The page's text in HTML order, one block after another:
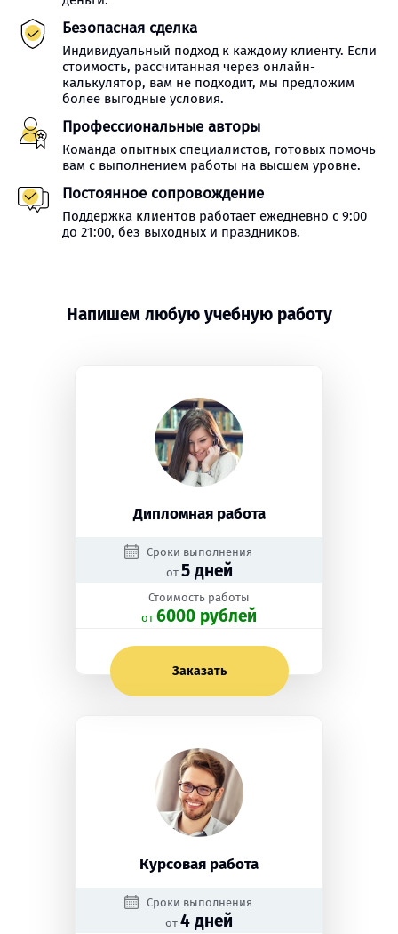
Безопасная сделка
Индивидуальный подход к каждому клиенту. Если
стоимость, рассчитанная через онлайн-
калькулятор, вам не подходит, мы предложим
более выгодные условия.
Профессиональные авторы
Команда опытных специалистов, готовых помочь
вам с выполнением работы на высшем уровне.
Постоянное сопровождение
Поддержка клиентов работает ежедневно с 9:00
до 21:00, без выходных и праздников.
Напишем любую учебную работу
Дипломная работа
Сроки выполнения
от 5 дней
Стоимость работы
oт 6000 рублей
Заказать
Курсовая работа
Сроки выполнения
от 4 дней